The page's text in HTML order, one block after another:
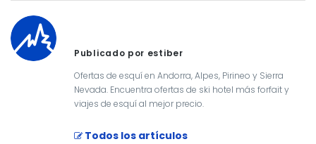
Publicado por estiber
Ofertas de esquí en Andorra, Alpes, Pirineo y Sierra
Nevada. Encuentra ofertas de ski hotel más forfait y
viajes de esquí al mejor precio.
Todos los artículos